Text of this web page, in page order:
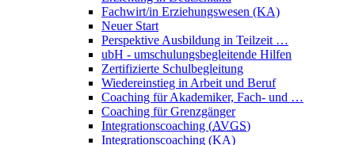
Fachwirt/in Erziehungswesen (KA)
Neuer Start
Perspektive Ausbildung in Teilzeit …
ubH - umschulungsbegleitende Hilfen
Zertifizierte Schulbegleitung
Wiedereinstieg in Arbeit und Beruf
Coaching für Akademiker, Fach- und …
Coaching für Grenzgänger
Integrationscoaching (AVGS)
Integrationscoaching (KA)